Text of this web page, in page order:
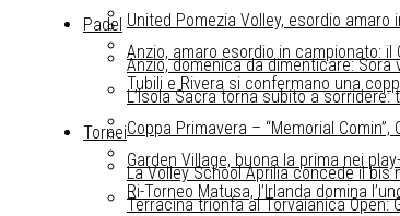
Anzio, domenica da dimenticare: Sora
United Pomezia Volley, esordio
L’Isola Sacra torna subito a
La Volley School Aprilia concede il bis
Anzio, amaro esordio in campionato:
Coppa Primavera – “Memorial
Terracina trionfa al Torvaianica Open:
Padel
Tubili e Rivera si confermano una
Garden Village, buona la prima nei
Tornei
Ri-Torneo Matusa, l’Irlanda domina